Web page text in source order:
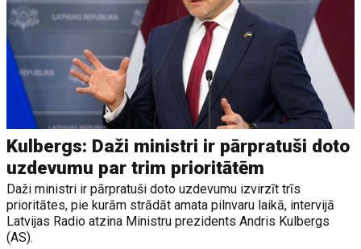
Kulbergs: Daži ministri ir pārpratuši doto
uzdevumu par trim prioritātēm
Daži ministri ir pārpratuši doto uzdevumu izvirzīt trīs
prioritātes, pie kurām strādāt amata pilnvaru laikā, intervijā
Latvijas Radio atzina Ministru prezidents Andris Kulbergs
(AS).